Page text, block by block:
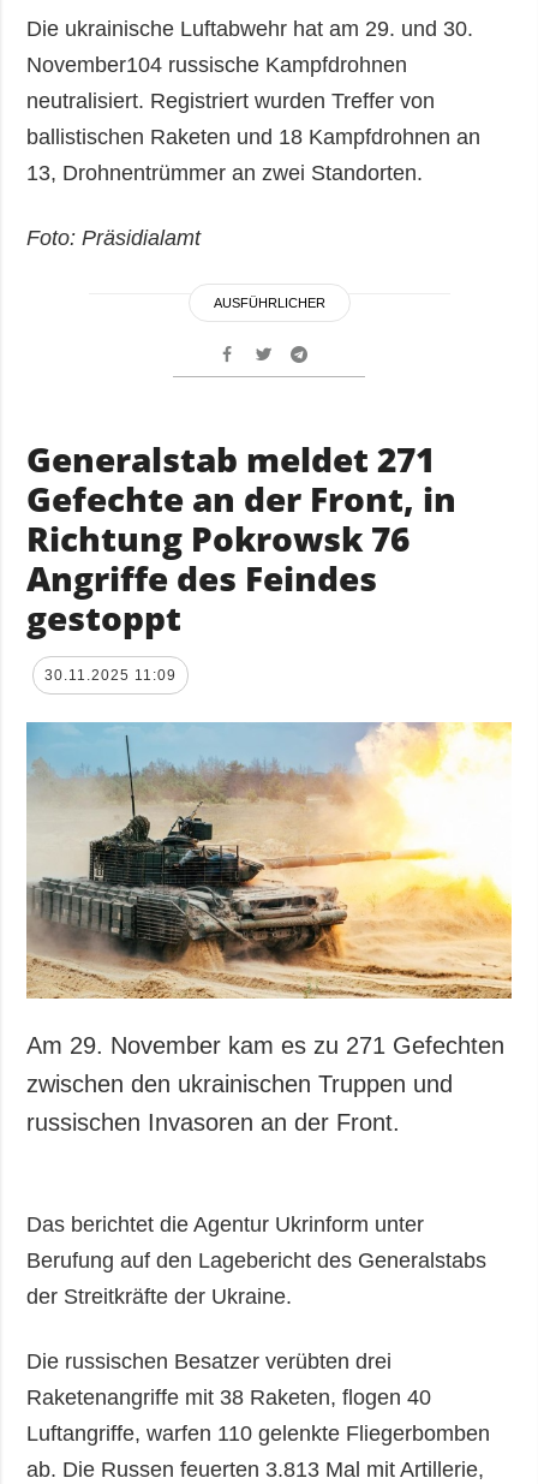
Die ukrainische Luftabwehr hat am 29. und 30.
November104 russische Kampfdrohnen
neutralisiert. Registriert wurden Treffer von
ballistischen Raketen und 18 Kampfdrohnen an
13, Drohnentrümmer an zwei Standorten.
Foto: Präsidialamt
AUSFÜHRLICHER
Generalstab meldet 271
Gefechte an der Front, in
Richtung Pokrowsk 76
Angriffe des Feindes
gestoppt
30.11.2025 11:09
Am 29. November kam es zu 271 Gefechten
zwischen den ukrainischen Truppen und
russischen Invasoren an der Front.
Das berichtet die Agentur Ukrinform unter
Berufung auf den Lagebericht des Generalstabs
der Streitkräfte der Ukraine.
Die russischen Besatzer verübten drei
Raketenangriffe mit 38 Raketen, flogen 40
Luftangriffe, warfen 110 gelenkte Fliegerbomben
ab. Die Russen feuerten 3.813 Mal mit Artillerie,